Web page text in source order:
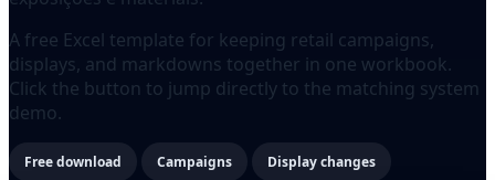
A free Excel template for keeping retail campaigns,
displays, and markdowns together in one workbook.
Click the button to jump directly to the matching system
demo.
Free download Campaigns Display changes